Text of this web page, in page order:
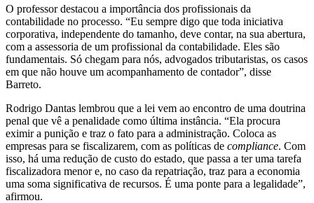
O professor destacou a importância dos profissionais da
contabilidade no processo. “Eu sempre digo que toda iniciativa
corporativa, independente do tamanho, deve contar, na sua abertura,
com a assessoria de um profissional da contabilidade. Eles são
fundamentais. Só chegam para nós, advogados tributaristas, os casos
em que não houve um acompanhamento de contador”, disse
Barreto.
Rodrigo Dantas lembrou que a lei vem ao encontro de uma doutrina
penal que vê a penalidade como última instância. “Ela procura
eximir a punição e traz o fato para a administração. Coloca as
empresas para se fiscalizarem, com as políticas de compliance. Com
isso, há uma redução de custo do estado, que passa a ter uma tarefa
fiscalizadora menor e, no caso da repatriação, traz para a economia
uma soma significativa de recursos. É uma ponte para a legalidade”,
afirmou.